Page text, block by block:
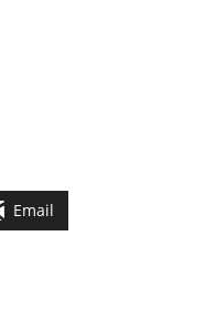
Email